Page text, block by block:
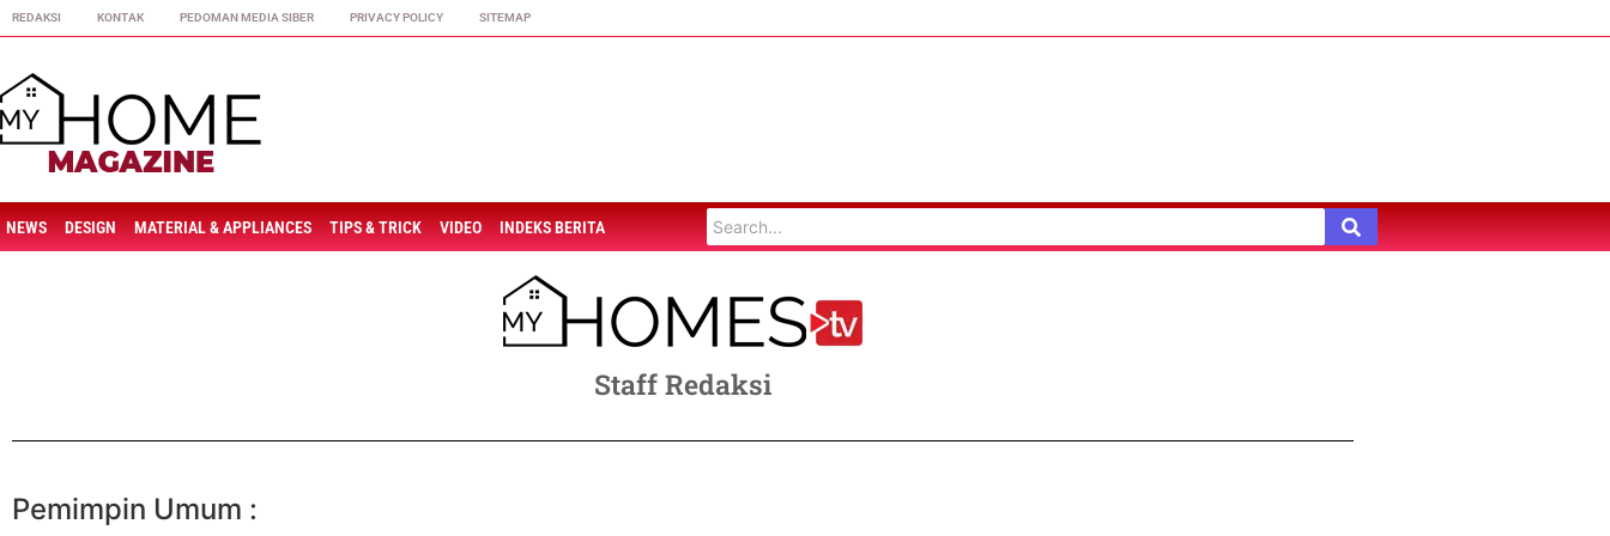
REDAKSI KONTAK PEDOMAN MEDIA SIBER PRIVACY POLICY SITEMAP
NEWS DESIGN MATERIAL & APPLIANCES TIPS & TRICK VIDEO INDEKS BERITA
Staff Redaksi
Pemimpin Umum :